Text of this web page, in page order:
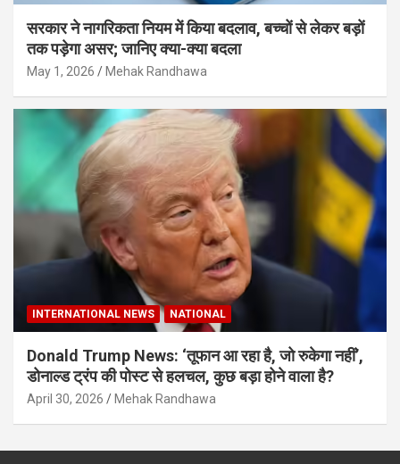
सरकार ने नागरिकता नियम में किया बदलाव, बच्चों से लेकर बड़ों
तक पड़ेगा असर; जानिए क्या-क्या बदला
May 1, 2026 Mehak Randhawa
INTERNATIONAL NEWS NATIONAL
Donald Trump News: ‘तूफान आ रहा है, जो रुकेगा नहीं’,
डोनाल्ड ट्रंप की पोस्ट से हलचल, कुछ बड़ा होने वाला है?
April 30, 2026 Mehak Randhawa